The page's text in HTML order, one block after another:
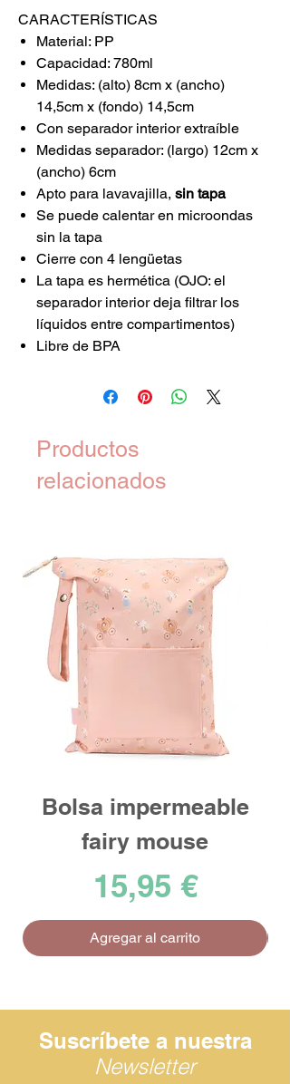
CARACTERÍSTICAS
Material: PP
Capacidad: 780ml
Medidas: (alto) 8cm x (ancho)
14,5cm x (fondo) 14,5cm
Con separador interior extraíble
Medidas separador: (largo) 12cm x
(ancho) 6cm
Apto para lavavajilla, sin tapa
Se puede calentar en microondas
sin la tapa
Cierre con 4 lengüetas
La tapa es hermética (OJO: el
separador interior deja filtrar los
líquidos entre compartimentos)
Libre de BPA
Productos
relacionados
Bolsa impermeable
fairy mouse
Precio
15,95 €
Agregar al carrito
Suscríbete a nuestra
Newsletter